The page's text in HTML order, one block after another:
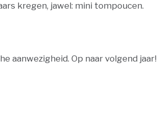
kregen, jawel: mini tompoucen.
aanwezigheid. Op naar volgend jaar!